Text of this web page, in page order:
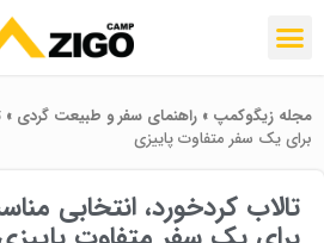
مجله زیگوکمپ » راهنمای سفر و طبیعت گردی »
برای یک سفر متفاوت پاییزی
تالاب کردخورد، انتخابی